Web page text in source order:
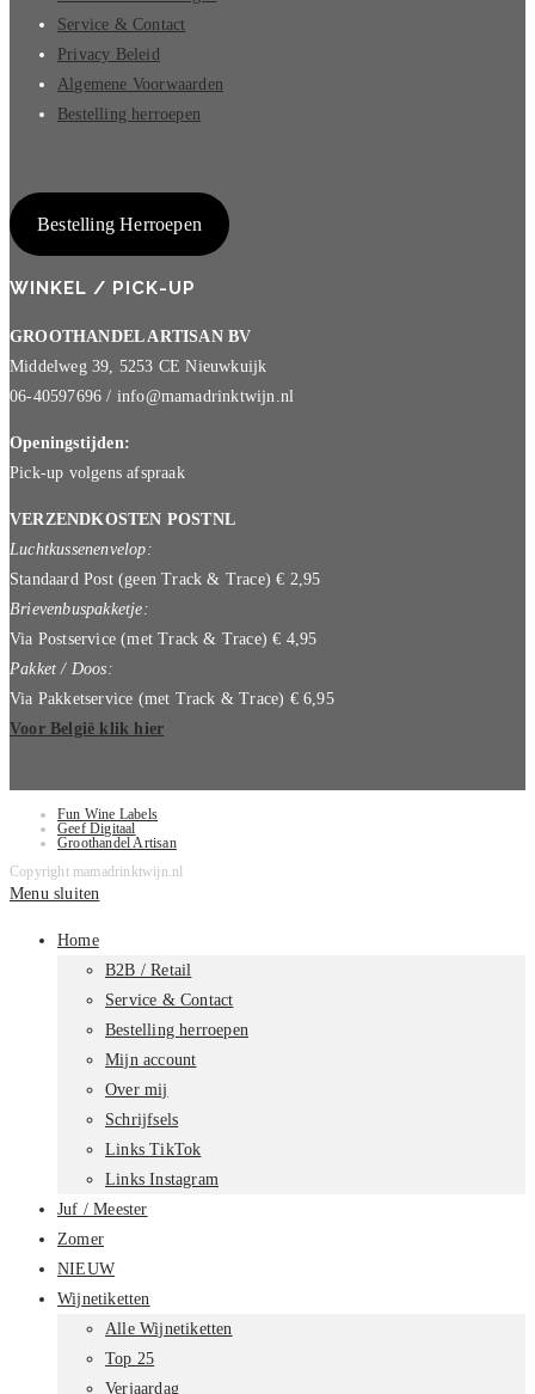
Service & Contact
Privacy Beleid
Algemene Voorwaarden
Bestelling herroepen
Bestelling Herroepen
WINKEL / PICK-UP
GROOTHANDEL ARTISAN BV
Middelweg 39, 5253 CE Nieuwkuijk
06-40597696 / info@mamadrinktwijn.nl
Openingstijden:
Pick-up volgens afspraak
VERZENDKOSTEN POSTNL
Luchtkussenenvelop:
Standaard Post (geen Track & Trace) € 2,95
Brievenbuspakketje:
Via Postservice (met Track & Trace) € 4,95
Pakket / Doos:
Via Pakketservice (met Track & Trace) € 6,95
Voor België klik hier
Fun Wine Labels
Geef Digitaal
Groothandel Artisan
Copyright mamadrinktwijn.nl
Menu sluiten
Home
B2B / Retail
Service & Contact
Bestelling herroepen
Mijn account
Over mij
Schrijfsels
Links TikTok
Links Instagram
Juf / Meester
Zomer
NIEUW
Wijnetiketten
Alle Wijnetiketten
Top 25
Verjaardag